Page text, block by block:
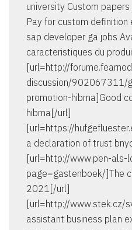
university Custom
Pay for custom definition
sap developer ga jobs
caracteristiques du
[url=http://
discussion/902067311/
promotion-hibma]Good
hibma[/url]
[url=https://
a declaration of trust
[url=http://www.pen-als-
page=gastenboek/]The
2021[/url]
[url=http://www.stek.cz/
assistant business plan